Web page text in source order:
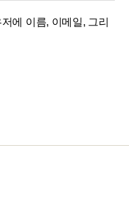
에 이름, 이메일, 그리